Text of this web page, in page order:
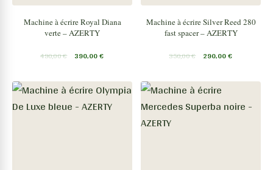
Machine à écrire Royal Diana
verte – AZERTY
490,00€ 390,00€
Machine à écrire Silver Reed 280
fast spacer – AZERTY
350,00€ 290,00€